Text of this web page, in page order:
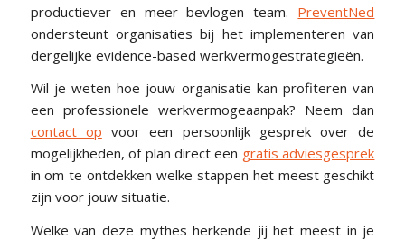
productiever en meer bevlogen team. PreventNed
ondersteunt organisaties bij het implementeren van
dergelijke evidence-based werkvermogestrategieën.
Wil je weten hoe jouw organisatie kan profiteren van
een professionele werkvermogeaanpak? Neem dan
contact op voor een persoonlijk gesprek over de
mogelijkheden, of plan direct een gratis adviesgesprek
in om te ontdekken welke stappen het meest geschikt
zijn voor jouw situatie.
Welke van deze mythes herkende jij het meest in je